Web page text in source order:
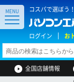
コスパで選ぼう
ログイン お
MENU
全国店舗情報